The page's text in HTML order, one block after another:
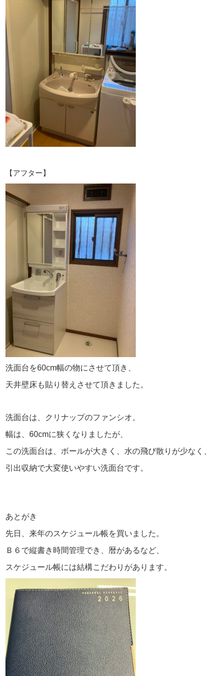
【アフター】
洗面台を60cm幅の物にさせて頂き、
天井壁床も貼り替えさせて頂きました。
洗面台は、クリナップのファンシオ。
幅は、60cmに狭くなりましたが、
この洗面台は、ボールが大きく、水の飛び散りが少なく、
引出収納で大変使いやすい洗面台です。
あとがき
先日、来年のスケジュール帳を買いました。
Ｂ６で縦書き時間管理でき、暦があるなど、
スケジュール帳には結構こだわりがあります。